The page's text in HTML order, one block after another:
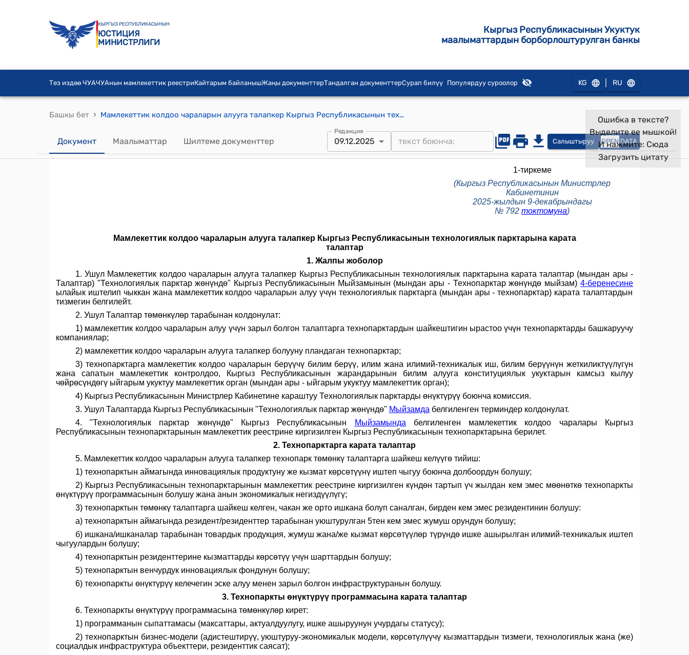
КЫРГЫЗ РЕСПУБЛИКАСЫНЫН
ЮСТИЦИЯ
МИНИСТРЛИГИ
Кыргыз Республикасынын Укуктук
маалыматтардын борборлоштурулган банкы
Тез издөө ЧУАЧУАнын мамлекеттик реестриКайтарым байланышЖаңы документтерТандалган документтерСурап билүү Популярдуу суроолор KG RU
Башкы бет › Мамлекеттик колдоо чараларын алууга талапкер Кыргыз Республикасынын технологиялык парктарына карата талаптар (Кыргыз Республикасынын Министрлер Кабинетинин 2025-жылдын 9-декабрындагы № 792 токтомуна)
Документ Маалыматтар Шилтеме документтер
Редакция
09.12.2025 Салыштыруу OPEN DATA
Ошибка в тексте?
Выделите ее мышкой!
И нажмите: Сюда
Загрузить цитату